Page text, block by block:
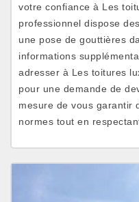
votre confiance à Les
professionnel dispose
une pose de gouttières
informations
adresser à Les toitures
pour une demande de
mesure de vous garantir
normes tout en